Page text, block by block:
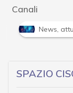
Canali
News,
SPAZIO